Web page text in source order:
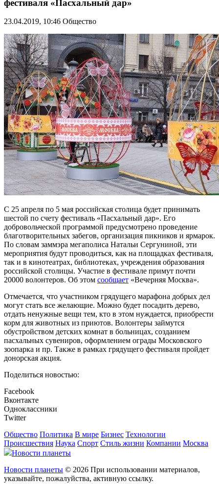
фестиваля «Пасхальный дар»
23.04.2019, 10:46 Общество
С 25 апреля по 5 мая российская столица будет принимать
шестой по счету фестиваль «Пасхальный дар». Его
добровольческой программой предусмотрено проведение
благотворительных забегов, организация пикников и ярмарок.
По словам заммэра мегаполиса Натальи Сергуниной, эти
мероприятия будут проводиться, как на площадках фестиваля,
так и в кинотеатрах, библиотеках, учреждения образования
российской столицы. Участие в фестивале примут почти
20000 волонтеров. Об этом сообщает «Вечерняя Москва».
Отмечается, что участником грядущего марафона добрых дел
могут стать все желающие. Можно будет посадить дерево,
отдать ненужные вещи тем, кто в этом нуждается, приобрести
корм для животных из приютов. Волонтеры займутся
обустройством детских комнат в больницах, созданием
пасхальных сувениров, оформлением ограды Московского
зоопарка и пр. Также в рамках грядущего фестиваля пройдет
донорская акция.
Поделиться новостью:
Facebook
Вконтакте
Одноклассники
Twitter
Общество Политика В мире Бизнес Технологии
Происшествия Наука Спорт Стиль жизни Компании Москва
Новости планеты
Новости планеты © 2026 При использовании материалов,
указывайте, пожалуйства, активную ссылку.